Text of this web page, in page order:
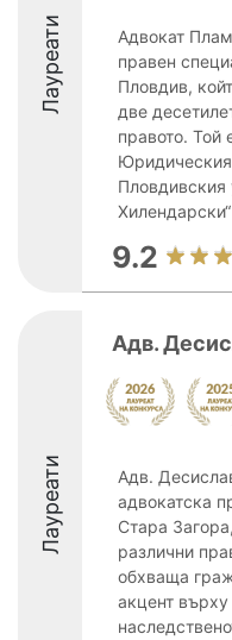
Лауреати
Адвокат
правен
Пловдив,
две
правото. Той
Юридическия
Пловдивския
9.2
Лауреати
Адв.
Адв.
адвокатска
Стара
различни
обхваща
акцент